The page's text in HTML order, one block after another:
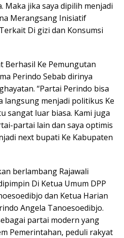
Maka jika saya dipilih menjadi
Merangsang Inisiatif
Di gizi dan Konsumsi
Berhasil Ke Pemungutan
Perindo Sebab dirinya
“Partai Perindo bisa
langsung menjadi politikus Ke
sangat luar biasa. Kami juga
partai lain dan saya optimis
next bupati Ke Kabupaten
berlambang Rajawali
Di Ketua Umum DPP
dan Ketua Harian
Angela Tanoesoedibjo.
partai modern yang
Pemerintahan, peduli rakyat